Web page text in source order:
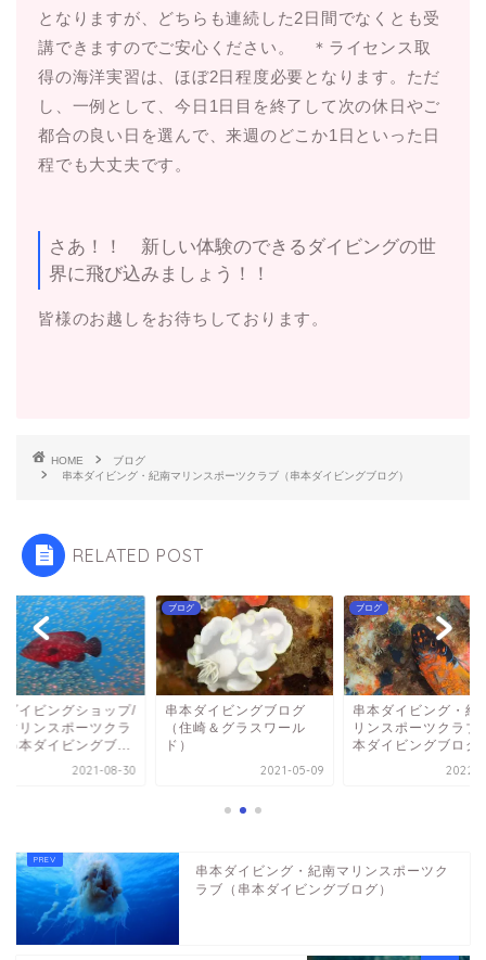
となりますが、どちらも連続した2日間でなくとも受
講できますのでご安心ください。 ＊ライセンス取
得の海洋実習は、ほぼ2日程度必要となります。ただ
し、一例として、今日1日目を終了して次の休日やご
都合の良い日を選んで、来週のどこか1日といった日
程でも大丈夫です。
さあ！！ 新しい体験のできるダイビングの世
界に飛び込みましょう！！
皆様のお越しをお待ちしております。
HOME
ブログ
串本ダイビング・紀南マリンスポーツクラブ（串本ダイビングブログ）
RELATED POST
ダイビングショップ/
マリンスポーツクラ
串本ダイビングブ...
2021-08-30
ブログ
串本ダイビングブログ
（住崎＆グラスワール
ド）
2021-05-09
ブログ
串本ダイビング・紀
リンスポーツクラブ
本ダイビングブログ
2022-
串本ダイビング・紀南マリンスポーツク
ラブ（串本ダイビングブログ）